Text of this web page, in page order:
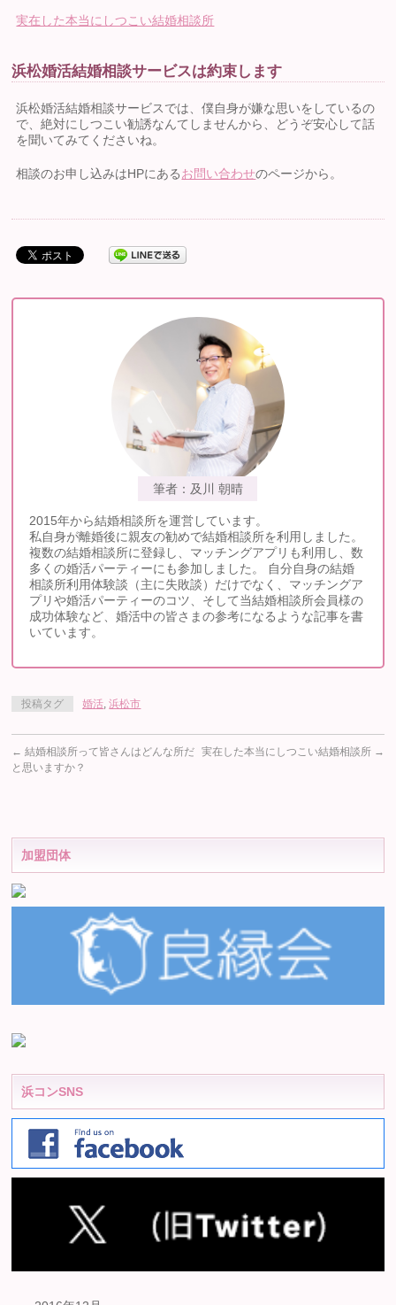
実在した本当にしつこい結婚相談所
浜松婚活結婚相談サービスは約束します
浜松婚活結婚相談サービスでは、僕自身が嫌な思いをしているの
で、絶対にしつこい勧誘なんてしませんから、どうぞ安心して話
を聞いてみてくださいね。
相談のお申し込みはHPにあるお問い合わせのページから。
筆者：及川 朝晴
2015年から結婚相談所を運営しています。
私自身が離婚後に親友の勧めで結婚相談所を利用しました。
複数の結婚相談所に登録し、マッチングアプリも利用し、数
多くの婚活パーティーにも参加しました。 自分自身の結婚
相談所利用体験談（主に失敗談）だけでなく、マッチングア
プリや婚活パーティーのコツ、そして当結婚相談所会員様の
成功体験など、婚活中の皆さまの参考になるような記事を書
いています。
投稿タグ 婚活,浜松市
← 結婚相談所って皆さんはどんな所だ
と思いますか？
実在した本当にしつこい結婚相談所 →
加盟団体
浜コンSNS